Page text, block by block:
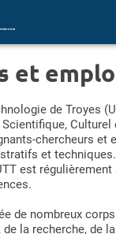
et
de Troyes
chercheurs et
et
est
de nombreux
de la recherche, de